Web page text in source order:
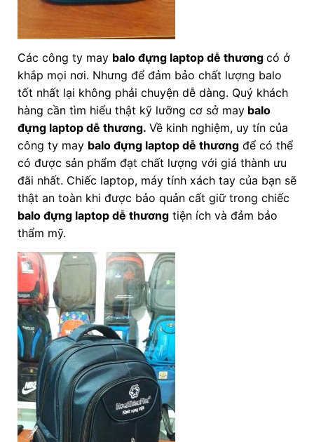
Các công ty may balo đựng laptop dễ thương có ở
khắp mọi nơi. Nhưng để đảm bảo chất lượng balo
tốt nhất lại không phải chuyện dễ dàng. Quý khách
hàng cần tìm hiểu thật kỹ lưỡng cơ sở maybalo
đựng laptop dễ thương. Về kinh nghiệm, uy tín của
công ty may balo đựng laptop dễ thươngđể có thể
có được sản phẩm đạt chất lượng với giá thành ưu
đãi nhất. Chiếc laptop, máy tính xách tay của bạn sẽ
thật an toàn khi được bảo quản cất giữ trong chiếc
balo đựng laptop dễ thươngtiện ích và đảm bảo
thẩm mỹ.